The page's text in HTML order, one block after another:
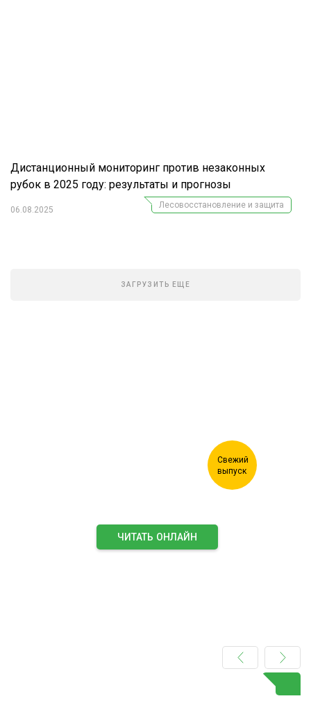
Дистанционный мониторинг против незаконных
рубок в 2025 году: результаты и прогнозы
06.08.2025
Лесовосстановление и защита
ЧИТАТЬ ОНЛАЙН
ЗАГРУЗИТЬ ЕЩЕ